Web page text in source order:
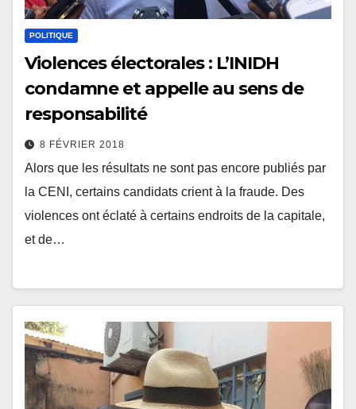
POLITIQUE
Violences électorales : L’INIDH
condamne et appelle au sens de
responsabilité
8 FÉVRIER 2018
Alors que les résultats ne sont pas encore publiés par
la CENI, certains candidats crient à la fraude. Des
violences ont éclaté à certains endroits de la capitale,
et de…